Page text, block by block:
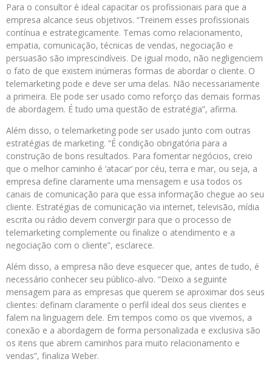
Para o consultor é ideal capacitar os profissionais para que a
empresa alcance seus objetivos. “Treinem esses profissionais
contínua e estrategicamente. Temas como relacionamento,
empatia, comunicação, técnicas de vendas, negociação e
persuasão são imprescindíveis. De igual modo, não negligenciem
o fato de que existem inúmeras formas de abordar o cliente. O
telemarketing pode e deve ser uma delas. Não necessariamente
a primeira. Ele pode ser usado como reforço das demais formas
de abordagem. É tudo uma questão de estratégia”, afirma.
Além disso, o telemarketing pode ser usado junto com outras
estratégias de marketing. “É condição obrigatória para a
construção de bons resultados. Para fomentar negócios, creio
que o melhor caminho é ‘atacar’ por céu, terra e mar, ou seja, a
empresa define claramente uma mensagem e usa todos os
canais de comunicação para que essa informação chegue ao seu
cliente. Estratégias de comunicação via internet, televisão, mídia
escrita ou rádio devem convergir para que o processo de
telemarketing complemente ou finalize o atendimento e a
negociação com o cliente”, esclarece.
Além disso, a empresa não deve esquecer que, antes de tudo, é
necessário conhecer seu público-alvo. “Deixo a seguinte
mensagem para as empresas que querem se aproximar dos seus
clientes: definam claramente o perfil ideal dos seus clientes e
falem na linguagem dele. Em tempos como os que vivemos, a
conexão e a abordagem de forma personalizada e exclusiva são
os itens que abrem caminhos para muito relacionamento e
vendas”, finaliza Weber.